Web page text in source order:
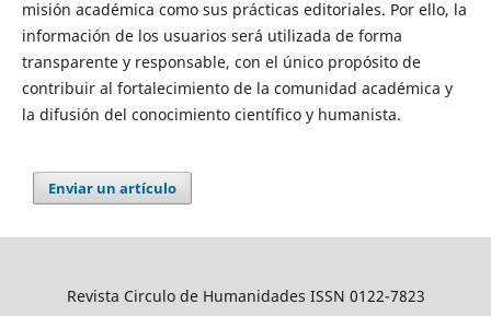
misión académica como sus prácticas editoriales. Por ello, la
información de los usuarios será utilizada de forma
transparente y responsable, con el único propósito de
contribuir al fortalecimiento de la comunidad académica y
la difusión del conocimiento científico y humanista.
Enviar un artículo
Revista Circulo de Humanidades ISSN 0122-7823